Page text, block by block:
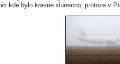
kde bylo krasne slunecno, protoze v